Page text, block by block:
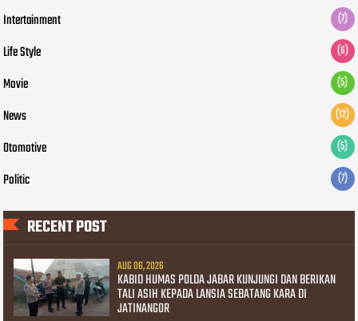
Intertainment (7)
Life Style (6)
Movie (5)
News (12)
Otomotive (5)
Politic (7)
RECENT POST
AUG 06, 2026
KABID HUMAS POLDA JABAR KUNJUNGI DAN BERIKAN
TALI ASIH KEPADA LANSIA SEBATANG KARA DI
JATINANGOR